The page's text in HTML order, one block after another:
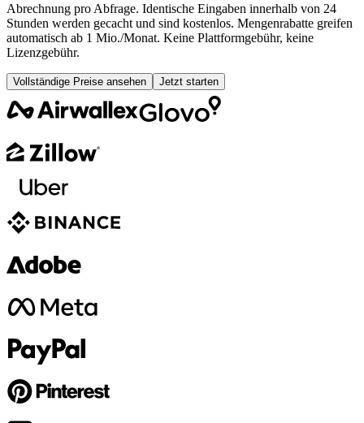
Abrechnung pro Abfrage. Identische Eingaben innerhalb von 24
Stunden werden gecacht und sind kostenlos. Mengenrabatte greifen
automatisch ab 1 Mio./Monat. Keine Plattformgebühr, keine
Lizenzgebühr.
Vollständige Preise ansehen Jetzt starten